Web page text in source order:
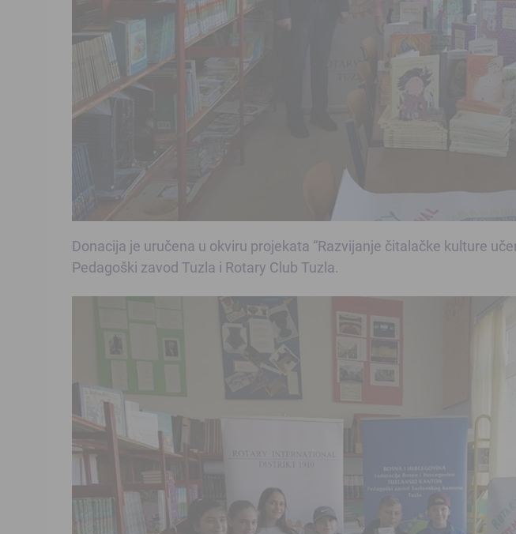
Donacija je uručena u okviru projekata “Razvijanje čitalačke kulture
Pedagoški zavod Tuzla i Rotary Club Tuzla.